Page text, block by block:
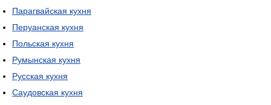
Парагвайская кухня
Перуанская кухня
Польская кухня
Румынская кухня
Русская кухня
Саудовская кухня